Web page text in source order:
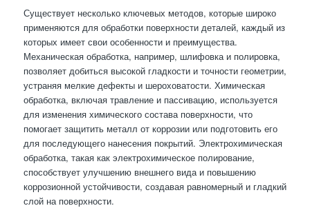
Существует несколько ключевых методов, которые широко
применяются для обработки поверхности деталей, каждый из
которых имеет свои особенности и преимущества.
Механическая обработка, например, шлифовка и полировка,
позволяет добиться высокой гладкости и точности геометрии,
устраняя мелкие дефекты и шероховатости. Химическая
обработка, включая травление и пассивацию, используется
для изменения химического состава поверхности, что
помогает защитить металл от коррозии или подготовить его
для последующего нанесения покрытий. Электрохимическая
обработка, такая как электрохимическое полирование,
способствует улучшению внешнего вида и повышению
коррозионной устойчивости, создавая равномерный и гладкий
слой на поверхности.